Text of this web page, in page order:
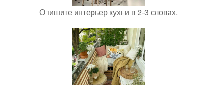
Опишите интерьер кухни в 2-3 словах.